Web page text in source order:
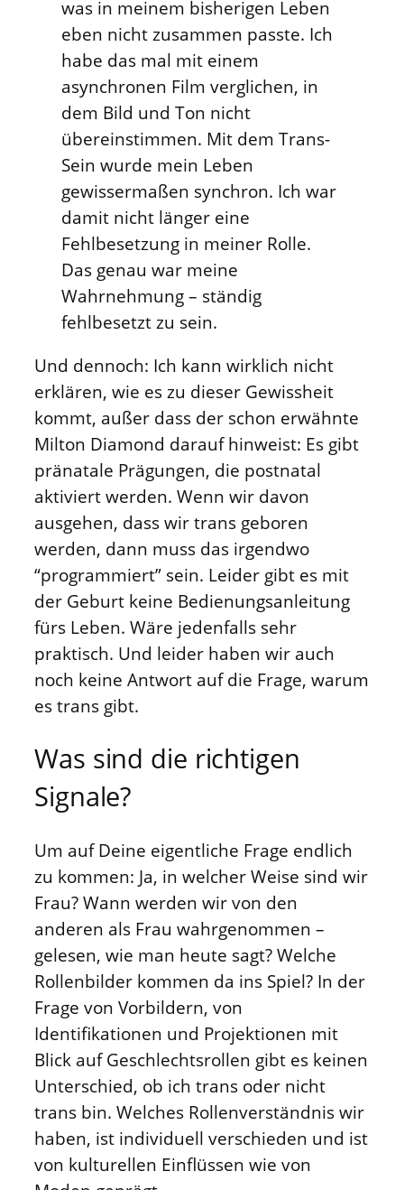
was in meinem bisherigen Leben
eben nicht zusammen passte. Ich
habe das mal mit einem
asynchronen Film verglichen, in
dem Bild und Ton nicht
übereinstimmen. Mit dem Trans-
Sein wurde mein Leben
gewissermaßen synchron. Ich war
damit nicht länger eine
Fehlbesetzung in meiner Rolle.
Das genau war meine
Wahrnehmung – ständig
fehlbesetzt zu sein.
Und dennoch: Ich kann wirklich nicht
erklären, wie es zu dieser Gewissheit
kommt, außer dass der schon erwähnte
Milton Diamond darauf hinweist: Es gibt
pränatale Prägungen, die postnatal
aktiviert werden. Wenn wir davon
ausgehen, dass wir trans geboren
werden, dann muss das irgendwo
“programmiert” sein. Leider gibt es mit
der Geburt keine Bedienungsanleitung
fürs Leben. Wäre jedenfalls sehr
praktisch. Und leider haben wir auch
noch keine Antwort auf die Frage, warum
es trans gibt.
Was sind die richtigen
Signale?
Um auf Deine eigentliche Frage endlich
zu kommen: Ja, in welcher Weise sind wir
Frau? Wann werden wir von den
anderen als Frau wahrgenommen –
gelesen, wie man heute sagt? Welche
Rollenbilder kommen da ins Spiel? In der
Frage von Vorbildern, von
Identifikationen und Projektionen mit
Blick auf Geschlechtsrollen gibt es keinen
Unterschied, ob ich trans oder nicht
trans bin. Welches Rollenverständnis wir
haben, ist individuell verschieden und ist
von kulturellen Einflüssen wie von